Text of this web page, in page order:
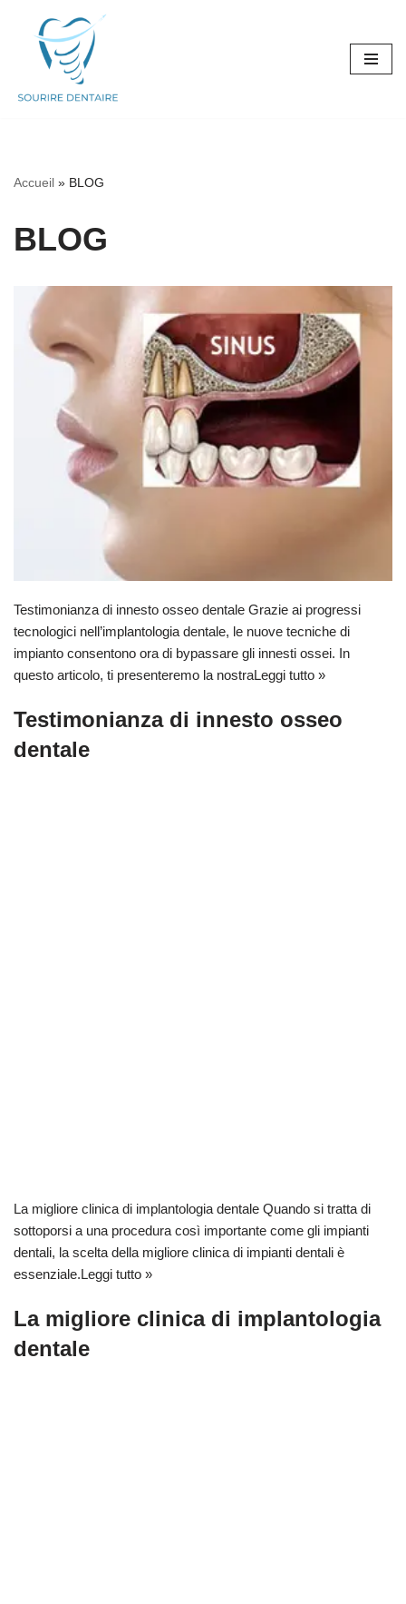
contenuto
Accueil » BLOG
BLOG
Testimonianza di innesto osseo dentale Grazie ai progressi
tecnologici nell’implantologia dentale, le nuove tecniche di
impianto consentono ora di bypassare gli innesti ossei. In
questo articolo, ti presenteremo la nostraLeggi tutto »
Testimonianza di innesto osseo
dentale
La migliore clinica di implantologia dentale Quando si tratta di
sottoporsi a una procedura così importante come gli impianti
dentali, la scelta della migliore clinica di impianti dentali è
essenziale.Leggi tutto »
La migliore clinica di implantologia
dentale